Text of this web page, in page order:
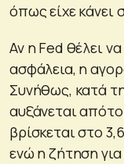
όπως είχε κάνει
Αν η Fed θέλει
ασφάλεια, η
Συνήθως, κατά
αυξάνεται
βρίσκεται στο
ενώ η ζήτηση